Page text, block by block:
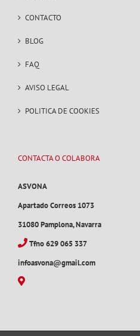
CONTACTO
BLOG
FAQ
AVISO LEGAL
POLITICA DE COOKIES
CONTACTA O COLABORA
ASVONA
Apartado Correos 1073
31080 Pamplona, Navarra
Tfno 629 065 337
infoasvona@gmail.com